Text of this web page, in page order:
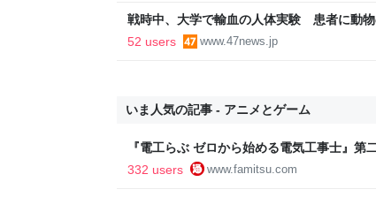
戦時中、大学で輸血の人体実験 患者に動
52 users
www.47news.jp
いま人気の記事 - アニメとゲーム
『電工らぶ ゼロから始める電気工事士』第
インと勉強。青春しながら“過去問1000問”
332 users www.famitsu.com